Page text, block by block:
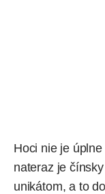
Hoci nie je
nateraz je
unikátom, a to